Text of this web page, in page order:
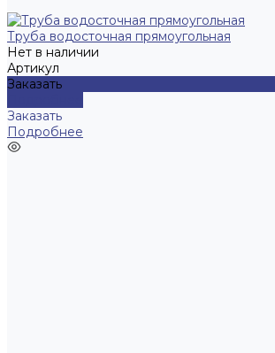
Труба водосточная прямоугольная
Нет в наличии
Артикул
Заказать
Заказать
Подробнее